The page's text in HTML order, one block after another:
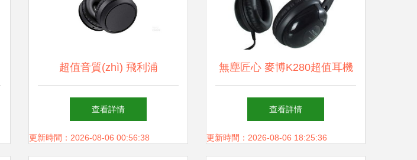
超值音質(zhì) 飛利浦
TAH5205耳機限時優(yōu)
惠，此刻下手正當時
查看詳情
更新時間：2026-08-06 00:56:38
無塵匠心 麥博K280超值耳機
的精密制造之旅
查看詳情
更新時間：2026-08-06 18:25:36